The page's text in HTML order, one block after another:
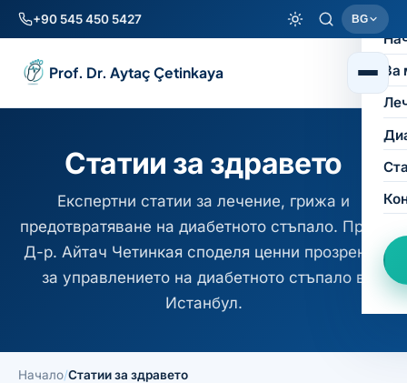
+90 545 450 5427 BG
Prof. Dr. Aytaç Çetinkaya
За
Статии за здравето
Експертни статии за лечение, грижа и
предотвратяване на диабетното стъпало. Проф.
Д-р. Айтач Четинкая споделя ценни прозрения
за управлението на диабетното стъпало в
Истанбул.
Начало/Статии за здравето